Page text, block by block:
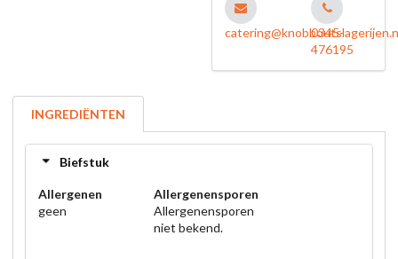
0345-
476195
INGREDIËNTEN
Biefstuk
Allergenen
geen
Allergenensporen
Allergenensporen
niet bekend.